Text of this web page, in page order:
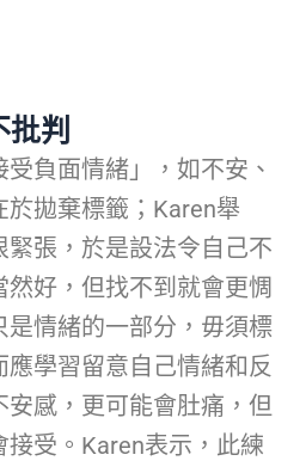
判
負面情緒」，如不安、
拋棄標籤；Karen舉
張，於是設法令自己不
好，但找不到就會更惆
情緒的一部分，毋須標
學習留意自己情緒和反
感，更可能會肚痛，但
受。Karen表示，此練